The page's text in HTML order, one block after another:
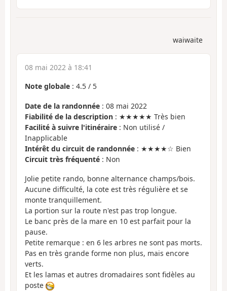
waiwaite
08 mai 2022 à 18:41
Note globale : 4.5 / 5
Date de la randonnée : 08 mai 2022
Fiabilité de la description : ★★★★★ Très bien
Facilité à suivre l'itinéraire : Non utilisé /
Inapplicable
Intérêt du circuit de randonnée : ★★★★☆ Bien
Circuit très fréquenté : Non
Jolie petite rando, bonne alternance champs/bois.
Aucune difficulté, la cote est très régulière et se
monte tranquillement.
La portion sur la route n'est pas trop longue.
Le banc près de la mare en 10 est parfait pour la
pause.
Petite remarque : en 6 les arbres ne sont pas morts.
Pas en très grande forme non plus, mais encore
verts.
Et les lamas et autres dromadaires sont fidèles au
poste